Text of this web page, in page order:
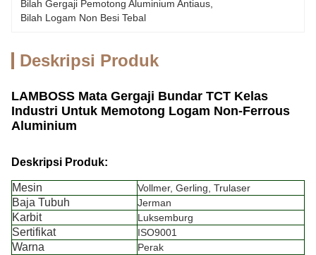
Bilah Gergaji Pemotong Aluminium Antiaus
Bilah Logam Non Besi Tebal
Deskripsi Produk
LAMBOSS Mata Gergaji Bundar TCT Kelas
Industri Untuk Memotong Logam Non-Ferrous
Aluminium
Deskripsi Produk:
Mesin Vollmer, Gerling, Trulaser
Baja Tubuh Jerman
Karbit Luksemburg
Sertifikat ISO9001
Warna Perak